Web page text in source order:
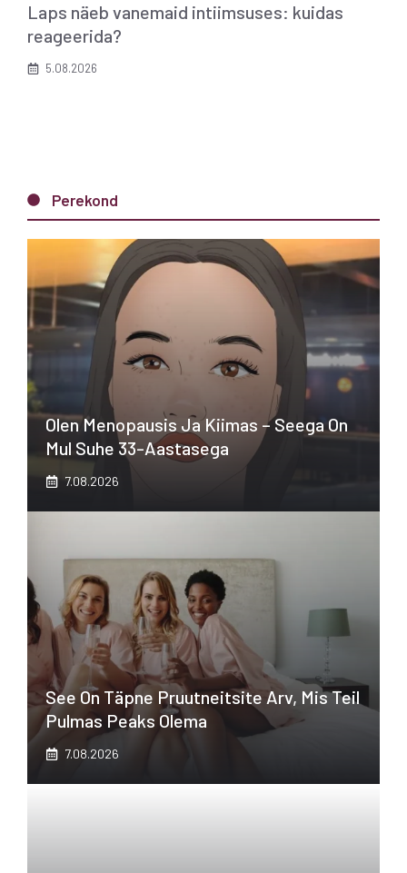
Laps näeb vanemaid intiimsuses: kuidas
reageerida?
5.08.2026
Perekond
Olen Menopausis Ja Kiimas – Seega On
Mul Suhe 33-Aastasega
7.08.2026
See On Täpne Pruutneitsite Arv, Mis Teil
Pulmas Peaks Olema
7.08.2026